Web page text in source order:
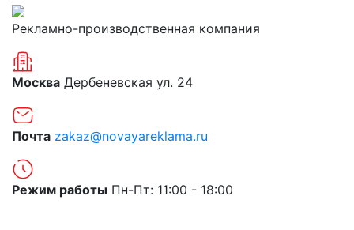
Рекламно-производственная компания
Москва Дербеневская ул. 24
Почта zakaz@novayareklama.ru
Режим работы Пн-Пт: 11:00 - 18:00